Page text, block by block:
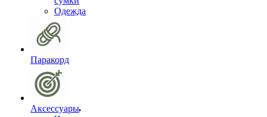
Одежда
Паракорд
Аксессуары